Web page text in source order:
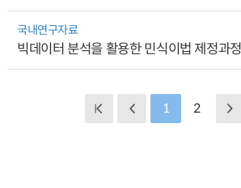
국내연구자료
빅데이터 분석을 활용한 민식이법 제정과
1 2